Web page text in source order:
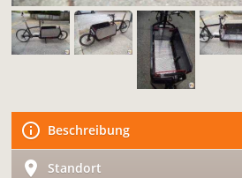
Beschreibung
Standort